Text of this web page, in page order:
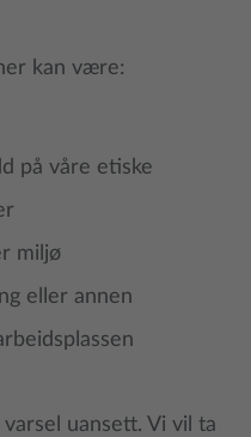
kan være:
på våre etiske
miljø
eller annen
uansett. Vi vil ta